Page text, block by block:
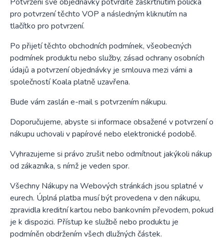
pro potvrzení těchto VOP a následným kliknutím na
tlačítko pro potvrzení.
Po přijetí těchto obchodních podmínek, všeobecných
podmínek produktu nebo služby, zásad ochrany osobních
údajů a potvrzení objednávky je smlouva mezi vámi a
společností Koala platně uzavřena.
Bude vám zaslán e-mail s potvrzením nákupu.
Doporučujeme, abyste si informace obsažené v potvrzení o
nákupu uchovali v papírové nebo elektronické podobě.
Vyhrazujeme si právo zrušit nebo odmítnout jakýkoli nákup
od zákazníka, s nímž je veden spor.
Všechny Nákupy na Webových stránkách jsou splatné v
eurech. Úplná platba musí být provedena v den nákupu,
zpravidla kreditní kartou nebo bankovním převodem, pokud
je k dispozici. Přístup ke službě nebo produktu je
podmíněn obdržením všech dlužných částek.